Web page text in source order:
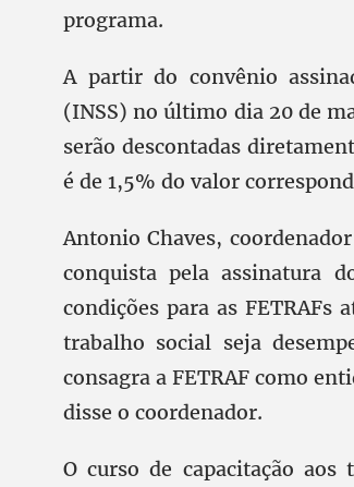
programa.
A partir do convênio
(INSS) no último dia 20 de
serão descontadas
é de 1,5% do valor
Antonio Chaves,
conquista pela assinatura
condições para as FETRAFs
trabalho social seja
consagra a FETRAF como
disse o coordenador.
O curso de capacitação aos